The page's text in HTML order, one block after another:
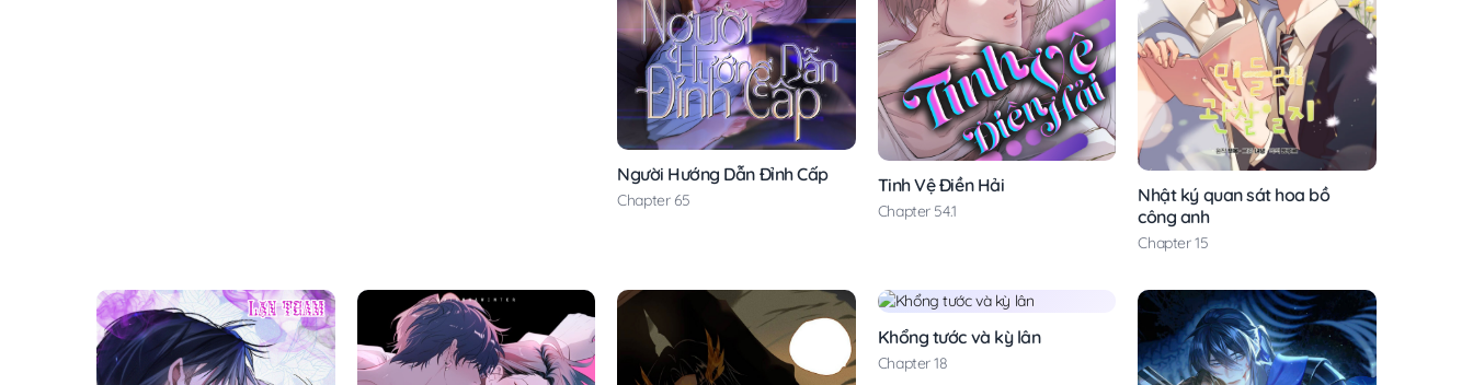
Người Hướng Dẫn Đỉnh Cấp
Chapter 65
Tinh Vệ Điền Hải
Chapter 54.1
Nhật ký quan sát hoa bồ
công anh
Chapter 15
Khổng tước và kỳ lân
Chapter 18